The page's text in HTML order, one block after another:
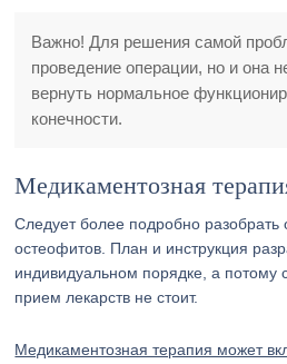
Важно! Для решения самой
проведение операции, но и она
вернуть нормальное
конечности.
Медикаментозная
Следует более подробно
остеофитов. План и инструкция
индивидуальном порядке, а потому
прием лекарств не стоит.
Медикаментозная терапия может